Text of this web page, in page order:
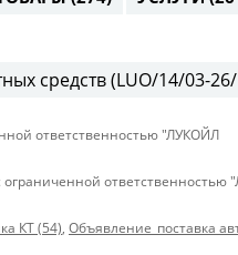
средств (LUO/14/03-
ответственностью "ЛУКОЙЛ
ограниченной ответственностью
КТ (54), Объявление_поставка